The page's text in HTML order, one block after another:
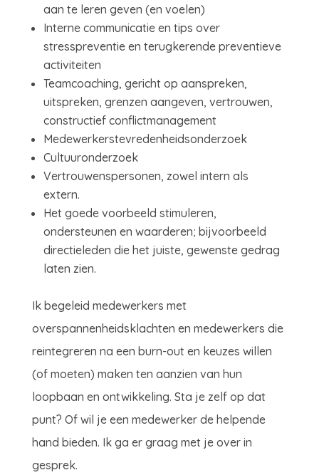
aan te leren geven (en voelen)
Interne communicatie en tips over
stresspreventie en terugkerende preventieve
activiteiten
Teamcoaching, gericht op aanspreken,
uitspreken, grenzen aangeven, vertrouwen,
constructief conflictmanagement
Medewerkerstevredenheidsonderzoek
Cultuuronderzoek
Vertrouwenspersonen, zowel intern als
extern.
Het goede voorbeeld stimuleren,
ondersteunen en waarderen; bijvoorbeeld
directieleden die het juiste, gewenste gedrag
laten zien.
Ik begeleid medewerkers met
overspannenheidsklachten en medewerkers die
reintegreren na een burn-out en keuzes willen
(of moeten) maken ten aanzien van hun
loopbaan en ontwikkeling. Sta je zelf op dat
punt? Of wil je een medewerker de helpende
hand bieden. Ik ga er graag met je over in
gesprek.